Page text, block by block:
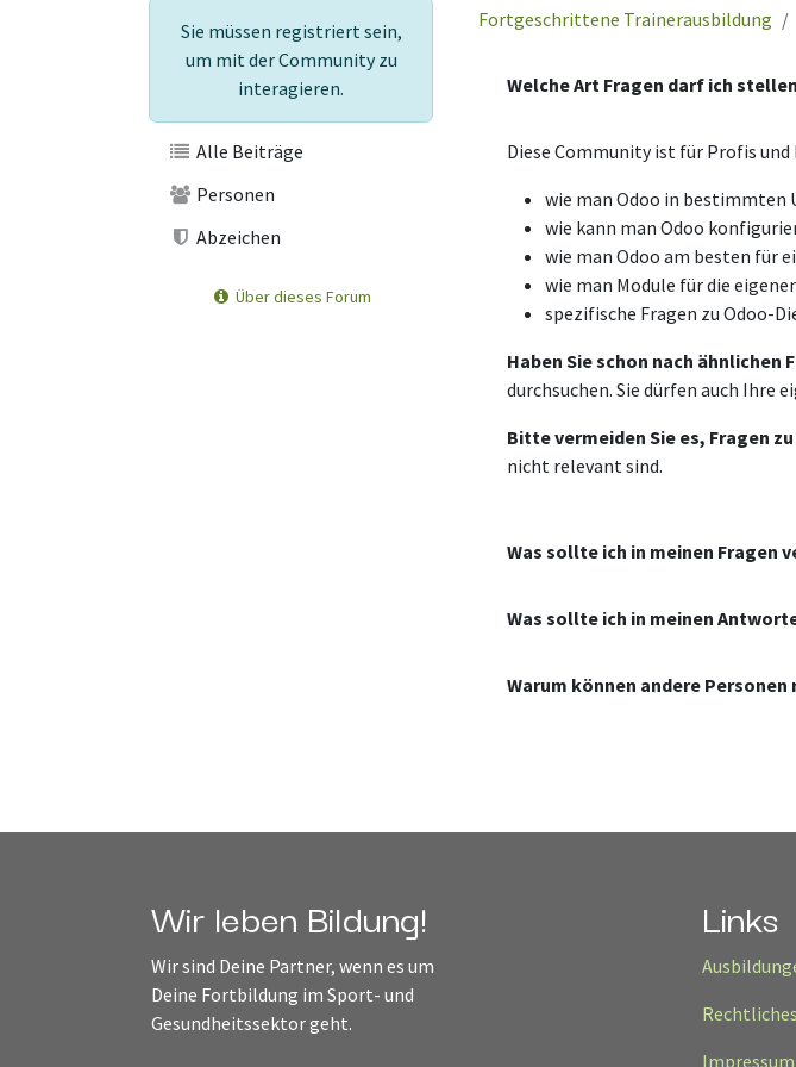
Sie müssen registriert sein,
um mit der Community zu
interagieren.
Alle Beiträge
Personen
Abzeichen
Über dieses Forum
Fortgeschrittene Trainerausbildung
Welche Art Fragen darf ich
Diese Community ist für Profis
wie man Odoo in
wie kann man Odoo
wie man Odoo am besten für
wie man Module für die
spezifische Fragen zu Odoo-
Haben Sie schon nach ähnlichen
durchsuchen. Sie dürfen auch Ihre
Bitte vermeiden Sie es, Fragen
nicht relevant sind.
Was sollte ich in meinen Fragen
Was sollte ich in meinen
Warum können andere
Wir sind Deine Partner, wenn es um
Deine Fortbildung im Sport- und
Gesundheitssektor geht.
Wir leben Bildung! Links
Rechtliches